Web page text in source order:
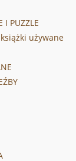
I PUZZLE
książki używane